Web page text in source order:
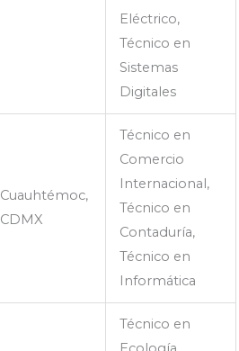
Eléctrico,
Técnico en
Sistemas
Digitales
Cuauhtémoc,
CDMX
Técnico en
Comercio
Internacional,
Técnico en
Contaduría,
Técnico en
Informática
Técnico en